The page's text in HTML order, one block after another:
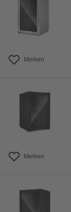
Merken
Merken